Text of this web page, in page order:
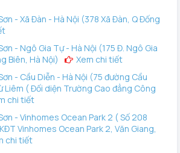
và sàn cứng.
lực hút mạnh mẽ robot dễ dàng hoàn
các loại bụi bẩn, bụi mịn ở sâu dưới
các khe thảm trải sàn.
- Xã Đàn - Hà Nội (378 Xã Đàn, Q Đống
- Ngô Gia Tự - Hà Nội (175 Đ. Ngô Gia
Biên, Hà Nội)
Xem chi tiết
- Cầu Diễn - Hà Nội (75 đường Cầu
Liêm ( Đối diện Trường Cao đẳng Công
chi tiết
- Vinhomes Ocean Park 2 ( Số 208
Vinhomes Ocean Park 2, Văn Giang,
chi tiết